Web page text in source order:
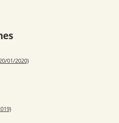
01/2020)